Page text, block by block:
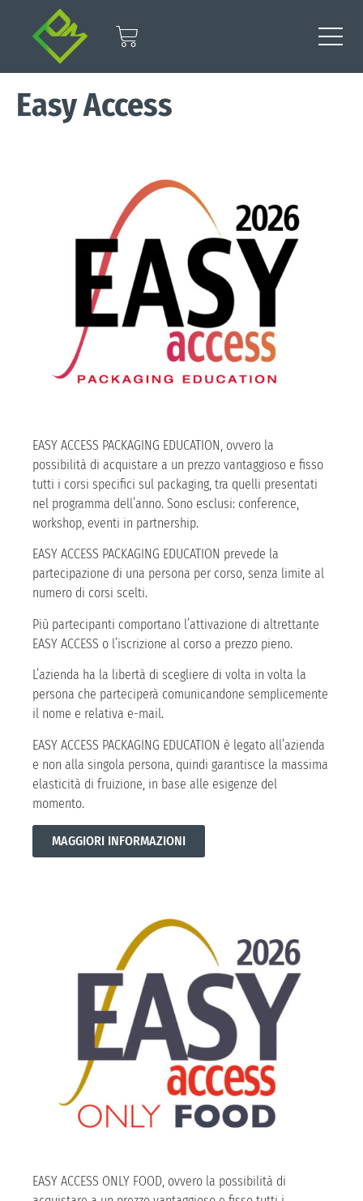
Easy Access
EASY ACCESS PACKAGING EDUCATION, ovvero la
possibilità di acquistare a un prezzo vantaggioso e fisso
tutti i corsi specifici sul packaging, tra quelli presentati
nel programma dell’anno. Sono esclusi: conference,
workshop, eventi in partnership.
EASY ACCESS PACKAGING EDUCATION prevede la
partecipazione di una persona per corso, senza limite al
numero di corsi scelti.
Più partecipanti comportano l’attivazione di altrettante
EASY ACCESS o l’iscrizione al corso a prezzo pieno.
L’azienda ha la libertà di scegliere di volta in volta la
persona che parteciperà comunicandone semplicemente
il nome e relativa e-mail.
EASY ACCESS PACKAGING EDUCATION è legato all’azienda
e non alla singola persona, quindi garantisce la massima
elasticità di fruizione, in base alle esigenze del
momento.
MAGGIORI INFORMAZIONI
EASY ACCESS ONLY FOOD, ovvero la possibilità di